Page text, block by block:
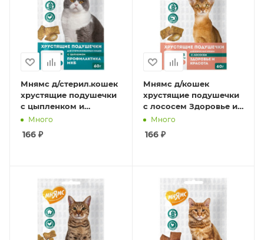
Мнямс д/стерил.кошек
хрустящие подушечки
с цыпленком и
клюквой
гр
Много
166 ₽
Мнямс д/кошек
хрустящие подушечки
с лососем Здоровье и
красота 60 гр
Много
166₽